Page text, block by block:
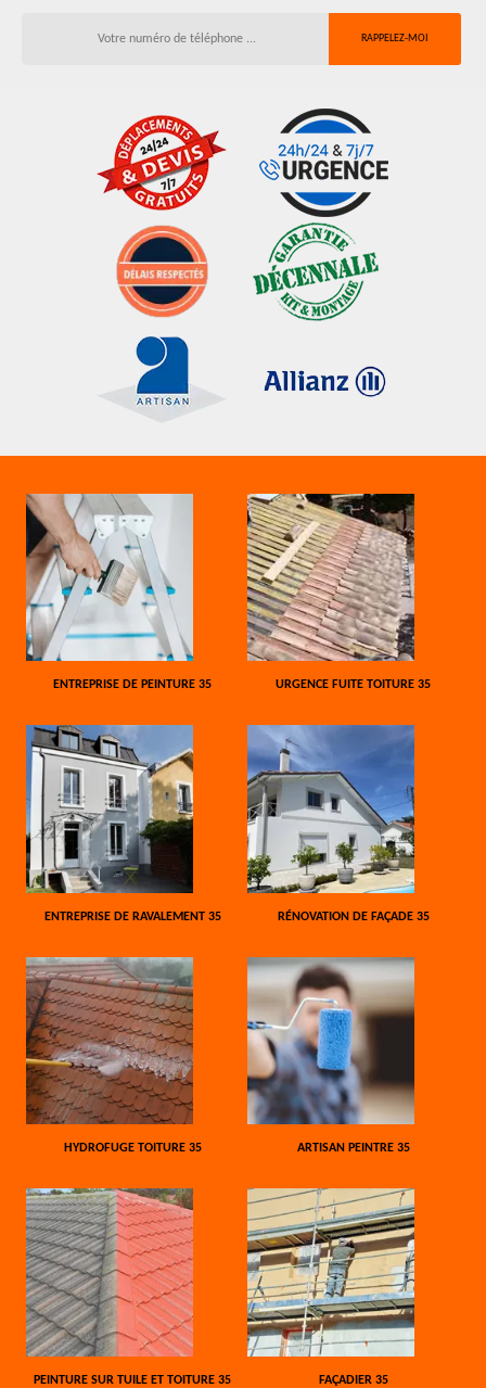
ENTREPRISE DE PEINTURE 35 URGENCE FUITE TOITURE 35
ENTREPRISE DE RAVALEMENT 35 RÉNOVATION DE FAÇADE 35
HYDROFUGE TOITURE 35 ARTISAN PEINTRE 35
PEINTURE SUR TUILE ET TOITURE 35 FAÇADIER 35